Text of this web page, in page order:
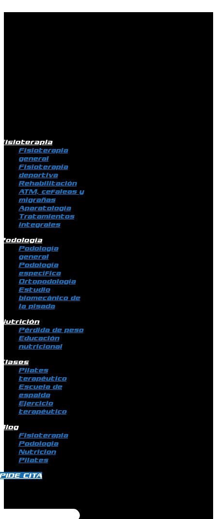
Fisioterapia
general
Fisioterapia
deportiva
Rehabilitación
ATM, cefaleas y
migrañas
Aparatología
Tratamientos
integrales
Podología
general
Podología
específica
Ortopodología
Estudio
biomecánico de
la pisada
Pérdida de peso
Educación
nutricional
Pilates
terapéutico
Escuela de
espalda
Ejercicio
terapéutico
Fisioterapia
Podologia
Nutricion
Pilates
CITA